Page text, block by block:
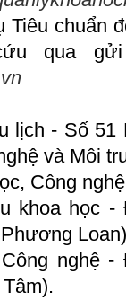
Tiêu chuẩn
qua
lịch - Số 51
và Môi
Công
khoa học -
nghệ -